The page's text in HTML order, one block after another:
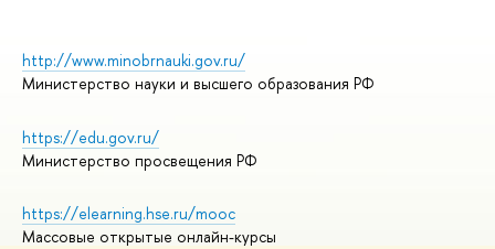
http://www.minobrnauki.gov.ru/
Министерство науки и высшего образования РФ
https://edu.gov.ru/
Министерство просвещения РФ
https://elearning.hse.ru/mooc
Массовые открытые онлайн-курсы